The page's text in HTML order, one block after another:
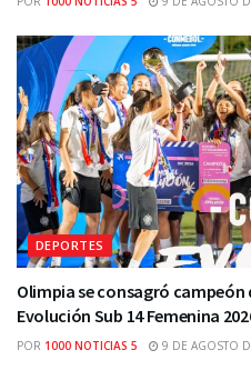
DEPORTES
Olimpia se consagró campeón
Evolución Sub 14 Femenina
POR 1000 NOTICIAS 5 9 DE AGOSTO